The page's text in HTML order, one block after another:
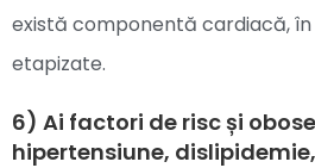
există componentă cardiacă,
etapizate.
6) Ai factori de risc și
hipertensiune,